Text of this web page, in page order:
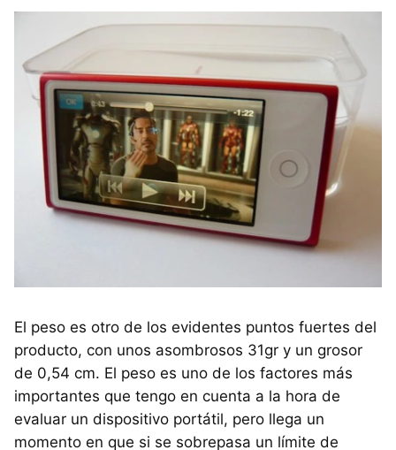
El peso es otro de los evidentes puntos fuertes del
producto, con unos asombrosos 31gr y un grosor
de 0,54 cm. El peso es uno de los factores más
importantes que tengo en cuenta a la hora de
evaluar un dispositivo portátil, pero llega un
momento en que si se sobrepasa un límite de